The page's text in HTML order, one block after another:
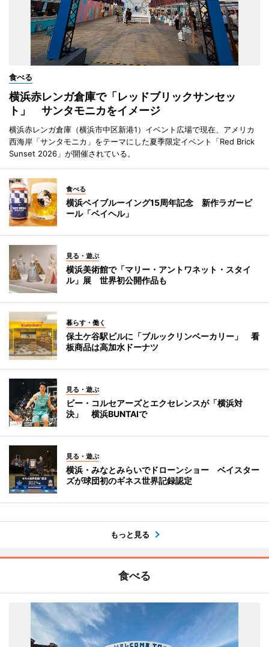
食べる
横浜赤レンガ倉庫で「レッドブリックサンセッ
ト」 サンタモニカをイメージ
横浜赤レンガ倉庫（横浜市中区新港1）イベント広場で現在、アメリカ
西海岸「サンタモニカ」をテーマにした夏季限定イベント「Red Brick
Sunset 2026」が開催されている。
食べる
横浜ベイブルーイング15周年記念 新作ラガービ
ール「ベイヘル」
見る・遊ぶ
横浜美術館で「マリー・アントワネット・スタイ
ル」展 世界初公開作品も
暮らす・働く
保土ケ谷駅ビルに「ブルックリンベーカリー」 看
板商品は高加水ドーナツ
見る・遊ぶ
ビー・コルセアーズとエクセレンスが「横浜対
決」 横浜BUNTAIで
見る・遊ぶ
横浜・みなとみらいでドローンショー ベイスター
ズが球団初のギネス世界記録認定
もっと見る
食べる